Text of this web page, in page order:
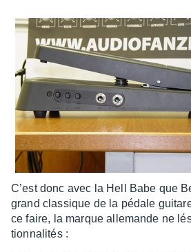
C’est donc avec la Hell Babe que
grand clas­sique de la pédale
ce faire, la marque alle­mande ne
tion­na­li­tés :